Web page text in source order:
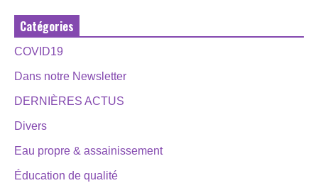
Catégories
COVID19
Dans notre Newsletter
DERNIÈRES ACTUS
Divers
Eau propre & assainissement
Éducation de qualité